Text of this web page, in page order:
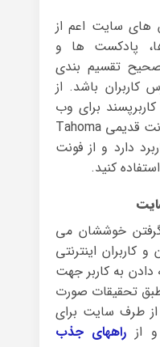
سایت اعم از
پادکست ها و
تقسیم بندی
باشد. از
برای وب
سایت استفاده شود. مثلا فونت قدیمی Tahoma
دارد و از فونت
گرفتن خوششان می
اینترنتی
دادن به کاربر جهت
طبق تحقیقات صورت
طرف سایت برای
از راههای جذب